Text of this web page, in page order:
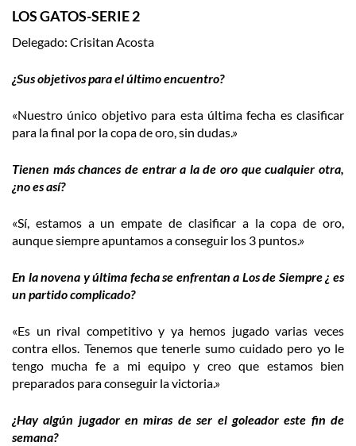
LOS GATOS-SERIE 2
Delegado: Crisitan Acosta
¿Sus objetivos para el último encuentro?
«Nuestro único objetivo para esta última fecha es clasificar
para la final por la copa de oro, sin dudas.»
Tienen más chances de entrar a la de oro que cualquier otra,
¿no es así?
«Sí, estamos a un empate de clasificar a la copa de oro,
aunque siempre apuntamos a conseguir los 3 puntos.»
En la novena y última fecha se enfrentan a Los de Siempre ¿ es
un partido complicado?
«Es un rival competitivo y ya hemos jugado varias veces
contra ellos. Tenemos que tenerle sumo cuidado pero yo le
tengo mucha fe a mi equipo y creo que estamos bien
preparados para conseguir la victoria.»
¿Hay algún jugador en miras de ser el goleador este fin de
semana?